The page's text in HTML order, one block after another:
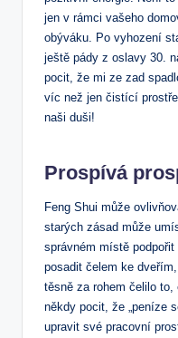
jen v rámci vašeho
obýváku. Po vyhození
ještě pády z oslavy 30.
pocit, že mi ze zad
víc než jen čistící
naši duši!
Prospívá
Feng Shui může
starých zásad může
správném místě
posadit čelem ke
těsně za rohem čelilo
někdy pocit, že „peníze
upravit své pracovní